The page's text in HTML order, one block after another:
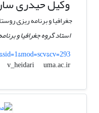
وکیل حیدری
جغرافیا و برنامه ریزی
استاد گروه جغرافیا و
v_heidari
uma.ac.ir